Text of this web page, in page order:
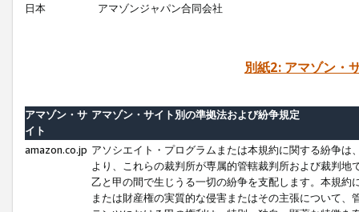
日本
アマゾンジャパン合同会社
別紙2: アマゾン・
アマゾン・サ
イト
アマゾン・サイト別の準拠法および紛争規定
amazon.co.jp アソシエイト・プログラムまたは本規約に関する紛争
より、これらの裁判所が専属的管轄裁判所および裁判
乙と甲の間で生じうる一切の紛争を支配します。本規
または財産権の実質的な侵害またはその主張について